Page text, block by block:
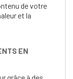
de votre
et la
EN